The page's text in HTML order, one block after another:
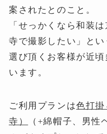
案されたとのこと。
「せっかくなら和装
寺で撮影したい」と
選び頂くお客様が近
います。
ご利用プランは色打
寺）
（+綿帽子、男性